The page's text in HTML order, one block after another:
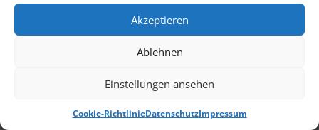
Akzeptieren
Ablehnen
Einstellungen ansehen
Cookie-RichtlinieDatenschutzImpressum
› Weiterlesen